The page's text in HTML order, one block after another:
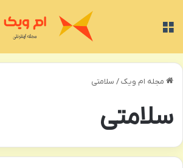
مجله ام ویک/ سلامتی
سلامتی